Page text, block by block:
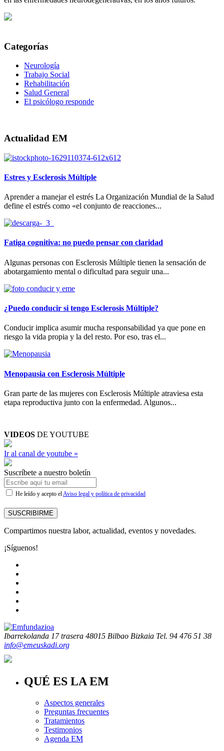
Categorías
Neurología
Trabajo Social
Rehabilitación
Salud General
El psicólogo responde
Actualidad EM
Estres y Esclerosis Múltiple
Aprender a manejar el estrés La Organización Mundial de la Salud
define el estrés como «el conjunto de reacciones...
Fatiga cognitiva: no puedo pensar con claridad
Algunas personas con Esclerosis Múltiple tienen la sensación de
abotargamiento mental o dificultad para seguir una...
¿Puedo conducir si tengo Esclerosis Múltiple?
Conducir implica asumir mucha responsabilidad ya que pone en
riesgo la vida propia y la del resto. Por eso, tras el...
Menopausia con Esclerosis Múltiple
Gran parte de las mujeres con Esclerosis Múltiple atraviesa esta
etapa reproductiva junto con la enfermedad. Algunos...
VIDEOS DE YOUTUBE
Ir al canal de youtube »
Suscríbete a nuestro boletín
He leído y acepto elAviso legal y política de privacidad
SUSCRIBIRME
Compartimos nuestra labor, actualidad, eventos y novedades.
¡Síguenos!
Ibarrekolanda 17 trasera 48015 Bilbao Bizkaia Tel. 94 476 51 38
info@emeuskadi.org
QUÉ ES LA EM
Aspectos generales
Preguntas frecuentes
Tratamientos
Testimonios
Agenda EM